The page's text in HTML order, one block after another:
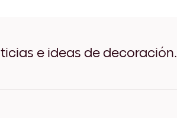
e ideas de decoración.